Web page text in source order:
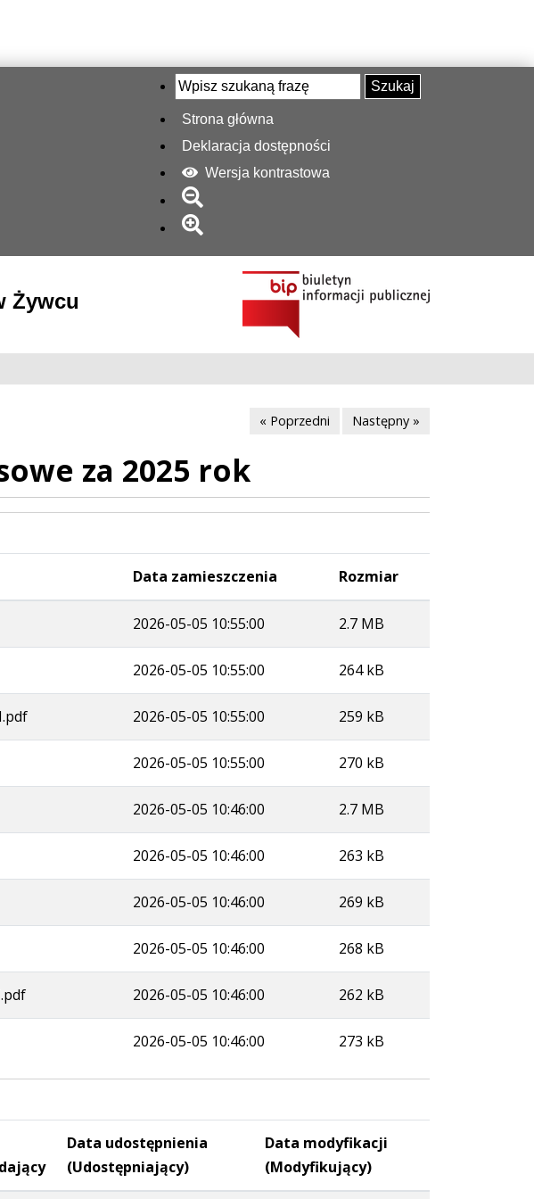
Szukaj
Strona główna
Deklaracja dostępności
Wersja kontrastowa
Żywcu
« Poprzedni Następny »
za 2025 rok
Data zamieszczenia Rozmiar
2026-05-05 10:55:00 2.7 MB
2026-05-05 10:55:00 264 kB
2026-05-05 10:55:00 259 kB
2026-05-05 10:55:00 270 kB
2026-05-05 10:46:00 2.7 MB
2026-05-05 10:46:00 263 kB
2026-05-05 10:46:00 269 kB
2026-05-05 10:46:00 268 kB
2026-05-05 10:46:00 262 kB
2026-05-05 10:46:00 273 kB
Data udostępnienia
(Udostępniający)
Data modyfikacji
(Modyfikujący)